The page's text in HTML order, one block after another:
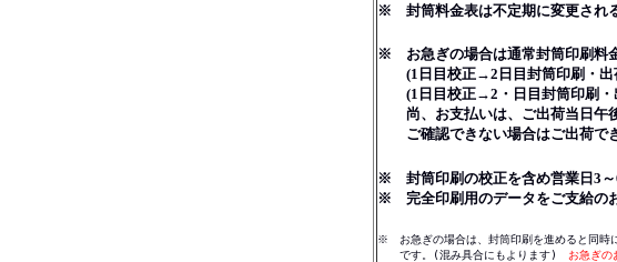
※ 封筒料金表は不定期に変更され
※ お急ぎの場合は通常封筒印刷料
(1日目校正→2日目封筒印刷・出
(1日目校正→2・日目封筒印刷・
尚、お支払いは、ご出荷当日午後
ご確認できない場合はご出荷でき
※ 封筒印刷の校正を含め営業日3～
※ 完全印刷用のデータをご支給の
※ お急ぎの場合は、封筒印刷を進めると同時
です。(混み具合にもよります) お急ぎの